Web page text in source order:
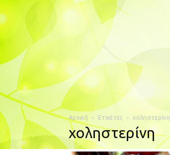
Αρχική Ετικέτες χοληστερίνη
χοληστερίνη